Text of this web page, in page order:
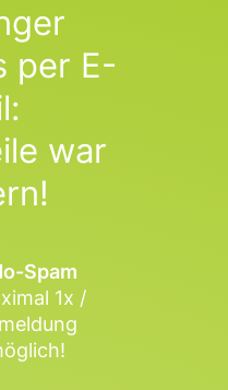
per E-
war
Spam
1x /